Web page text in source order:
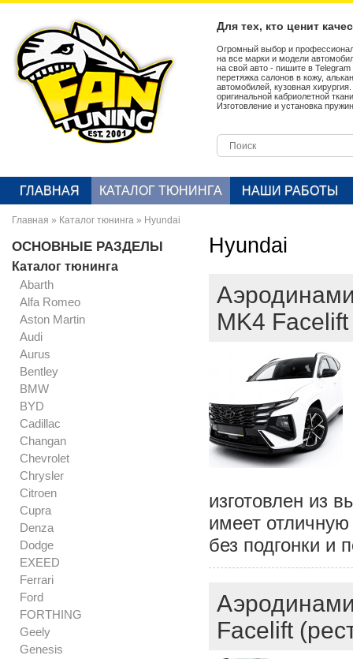
Для тех, кто ценит
Огромный выбор и
на все марки и модели
на свой авто - пишите в
перетяжка салонов в кожу,
автомобилей, кузовная
оригинальной кабриолетной
Изготовление и установка
ГЛАВНАЯ КАТАЛОГ ТЮНИНГА НАШИ РАБОТЫ
Главная » Каталог тюнинга » Hyundai
ОСНОВНЫЕ РАЗДЕЛЫ
Каталог тюнинга
Abarth
Alfa Romeo
Aston Martin
Audi
Aurus
Bentley
BMW
BYD
Cadillac
Changan
Chevrolet
Chrysler
Citroen
Cupra
Denza
Dodge
EXEED
Ferrari
Ford
FORTHING
Geely
Genesis
Hyundai
MK4
изготовлен из
имеет отличную
без подгонки и
Facelift